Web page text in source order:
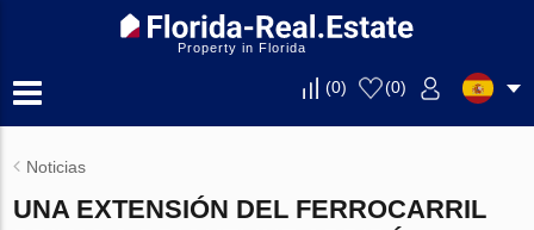
Property in Florida
(0) (0)
Noticias
UNA EXTENSIÓN DEL FERROCARRIL